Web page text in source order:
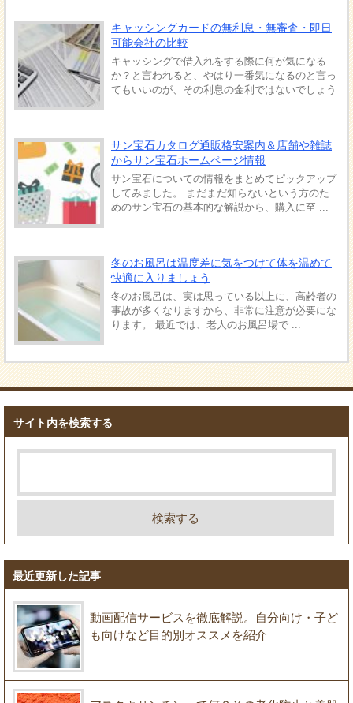
キャッシングカードの無利息・無審査・即日
可能会社の比較
キャッシングで借入れをする際に何が気になる
か？と言われると、やはり一番気になるのと言っ
てもいいのが、その利息の金利ではないでしょう
...
サン宝石カタログ通販格安案内＆店舗や雑誌
からサン宝石ホームページ情報
サン宝石についての情報をまとめてピックアップ
してみました。 まだまだ知らないという方のた
めのサン宝石の基本的な解説から、購入に至 ...
冬のお風呂は温度差に気をつけて体を温めて
快適に入りましょう
冬のお風呂は、実は思っている以上に、高齢者の
事故が多くなりますから、非常に注意が必要にな
ります。 最近では、老人のお風呂場で ...
サイト内を検索する
最近更新した記事
動画配信サービスを徹底解説。自分向け・子ど
も向けなど目的別オススメを紹介